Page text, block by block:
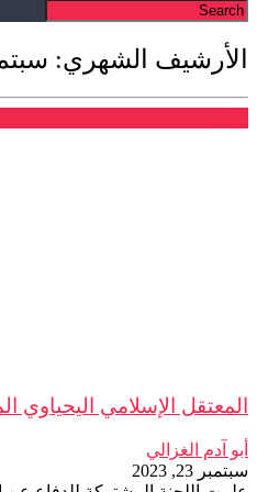
الأرشيف الشهري: سبتمبر
المعتقل الإسلامي
أبو آدم الغزالي
سبتمبر 23, 2023